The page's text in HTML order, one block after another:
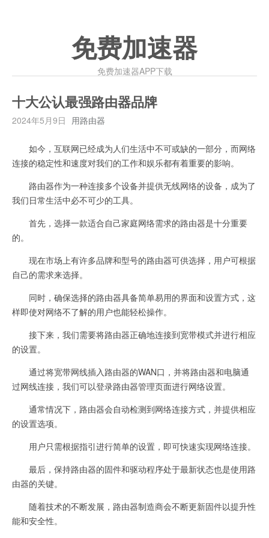
免费加速器
免费加速器APP下载
十大公认最强路由器品牌
2024年5月9日 用路由器
如今，互联网已经成为人们生活中不可或缺的一部分，而网络
连接的稳定性和速度对我们的工作和娱乐都有着重要的影响。
路由器作为一种连接多个设备并提供无线网络的设备，成为了
我们日常生活中必不可少的工具。
首先，选择一款适合自己家庭网络需求的路由器是十分重要
的。
现在市场上有许多品牌和型号的路由器可供选择，用户可根据
自己的需求来选择。
同时，确保选择的路由器具备简单易用的界面和设置方式，这
样即使对网络不了解的用户也能轻松操作。
接下来，我们需要将路由器正确地连接到宽带模式并进行相应
的设置。
通过将宽带网线插入路由器的WAN口，并将路由器和电脑通
过网线连接，我们可以登录路由器管理页面进行网络设置。
通常情况下，路由器会自动检测到网络连接方式，并提供相应
的设置选项。
用户只需根据指引进行简单的设置，即可快速实现网络连接。
最后，保持路由器的固件和驱动程序处于最新状态也是使用路
由器的关键。
随着技术的不断发展，路由器制造商会不断更新固件以提升性
能和安全性。